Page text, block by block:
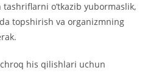
o’tkazib yubormaslik,
topshirish va organizmning
his qilishlari uchun